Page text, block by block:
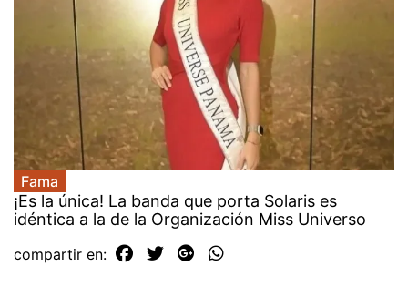
Fama
¡Es la única! La banda que porta Solaris es
idéntica a la de la Organización Miss Universo
compartir en: